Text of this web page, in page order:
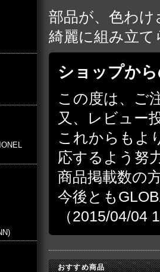
部品が、色わ
綺麗に組み立て
ショップか
この度は、ご
又、レビュー
これからもよ
応するよう努
商品掲載数の
今後とも
（2015/04/04
おすすめ商品